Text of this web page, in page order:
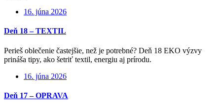
16. júna 2026
Deň 18 – TEXTIL
Perieš oblečenie častejšie, než je potrebné? Deň 18 EKO výzvy
prináša tipy, ako šetriť textil, energiu aj prírodu.
16. júna 2026
Deň 17 – OPRAVA